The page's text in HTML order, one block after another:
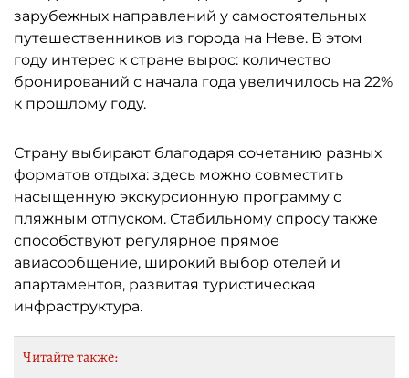
зарубежных направлений у самостоятельных
путешественников из города на Неве. В этом
году интерес к стране вырос: количество
бронирований с начала года увеличилось на 22%
к прошлому году.
Страну выбирают благодаря сочетанию разных
форматов отдыха: здесь можно совместить
насыщенную экскурсионную программу с
пляжным отпуском. Стабильному спросу также
способствуют регулярное прямое
авиасообщение, широкий выбор отелей и
апартаментов, развитая туристическая
инфраструктура.
Читайте также: